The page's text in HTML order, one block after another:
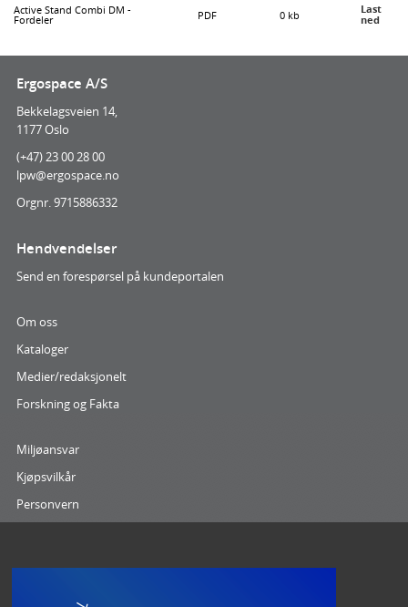
Active Stand Combi DM -
Fordeler PDF 0 kb Last
ned
Ergospace A/S
Bekkelagsveien 14,
1177 Oslo
(+47) 23 00 28 00
lpw@ergospace.no
Orgnr. 9715886332
Hendvendelser
Send en forespørsel på kundeportalen
Om oss
Kataloger
Medier/redaksjonelt
Forskning og Fakta
Miljøansvar
Kjøpsvilkår
Personvern